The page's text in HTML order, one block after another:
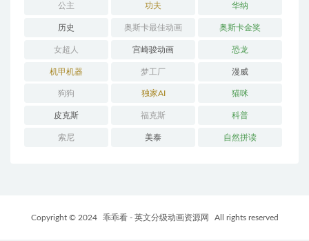
公主 功夫 华纳
历史 奥斯卡最佳动画 奥斯卡金奖
女超人 宫崎骏动画 恐龙
机甲机器 梦工厂 漫威
狗狗 独家AI 猫咪
皮克斯 福克斯 科普
索尼 美泰 自然拼读
Copyright © 2024 乖乖看 - 英文分级动画资源网 All rights reserved